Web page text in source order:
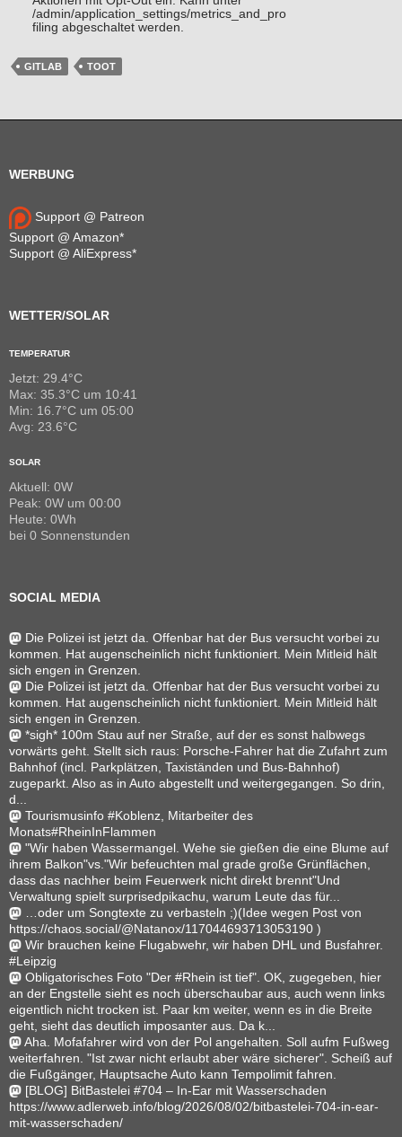
/admin/application_settings/metrics_and_pro
filing abgeschaltet werden.
GITLAB TOOT
WERBUNG
Support @ Patreon
Support @ Amazon*
Support @ AliExpress*
WETTER/SOLAR
TEMPERATUR
Jetzt: 29.4°C
Max: 35.3°C um 10:41
Min: 16.7°C um 05:00
Avg: 23.6°C
SOLAR
Aktuell: 0W
Peak: 0W um 00:00
Heute: 0Wh
bei 0 Sonnenstunden
SOCIAL MEDIA
Die Polizei ist jetzt da. Offenbar hat der Bus versucht vorbei zu
kommen. Hat augenscheinlich nicht funktioniert. Mein Mitleid hält
sich engen in Grenzen.
Die Polizei ist jetzt da. Offenbar hat der Bus versucht vorbei zu
kommen. Hat augenscheinlich nicht funktioniert. Mein Mitleid hält
sich engen in Grenzen.
*sigh* 100m Stau auf ner Straße, auf der es sonst halbwegs
vorwärts geht. Stellt sich raus: Porsche-Fahrer hat die Zufahrt zum
Bahnhof (incl. Parkplätzen, Taxiständen und Bus-Bahnhof)
zugeparkt. Also as in Auto abgestellt und weitergegangen. So drin,
d...
Tourismusinfo #Koblenz, Mitarbeiter des
Monats#RheinInFlammen
"Wir haben Wassermangel. Wehe sie gießen die eine Blume auf
ihrem Balkon"vs."Wir befeuchten mal grade große Grünflächen,
dass das nachher beim Feuerwerk nicht direkt brennt"Und
Verwaltung spielt surprisedpikachu, warum Leute das für...
…oder um Songtexte zu verbasteln ;)(Idee wegen Post von
https://chaos.social/@Natanox/117044693713053190 )
Wir brauchen keine Flugabwehr, wir haben DHL und Busfahrer.
#Leipzig
Obligatorisches Foto "Der #Rhein ist tief". OK, zugegeben, hier
an der Engstelle sieht es noch überschaubar aus, auch wenn links
eigentlich nicht trocken ist. Paar km weiter, wenn es in die Breite
geht, sieht das deutlich imposanter aus. Da k...
Aha. Mofafahrer wird von der Pol angehalten. Soll aufm Fußweg
weiterfahren. "Ist zwar nicht erlaubt aber wäre sicherer". Scheiß auf
die Fußgänger, Hauptsache Auto kann Tempolimit fahren.
[BLOG] BitBastelei #704 – In-Ear mit Wasserschaden
https://www.adlerweb.info/blog/2026/08/02/bitbastelei-704-in-ear-
mit-wasserschaden/